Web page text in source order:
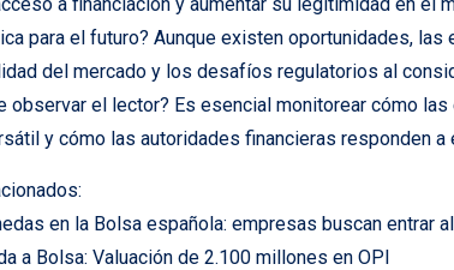
para el futuro? Aunque existen oportunidades,
del mercado y los desafíos regulatorios al
observar el lector? Es esencial monitorear cómo
y cómo las autoridades financieras responden a
en la Bolsa española: empresas buscan entrar
a Bolsa: Valuación de 2.100 millones en OPI